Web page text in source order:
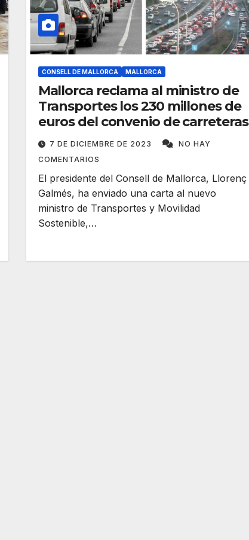
CONSELL DE MALLORCA MALLORCA
Mallorca reclama al ministro de
Transportes los 230 millones de
euros del convenio de carreteras
7 DE DICIEMBRE DE 2023
NO HAY
COMENTARIOS
El presidente del Consell de Mallorca, Llorenç
Galmés, ha enviado una carta al nuevo
ministro de Transportes y Movilidad
Sostenible,…